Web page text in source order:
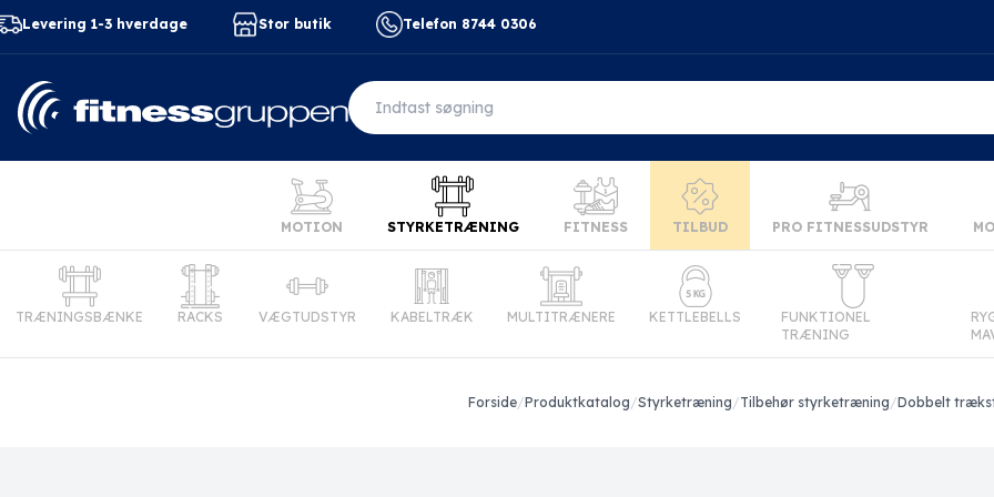
Levering 1-3 hverdage Stor butik Telefon 8744 0306
MOTION STYRKETRÆNING FITNESS TILBUD PRO FITNESSUDSTYR
TRÆNINGSBÆNKE RACKS VÆGTUDSTYR KABELTRÆK MULTITRÆNERE KETTLEBELLS
FUNKTIONEL
TRÆNING
Forside/Produktkatalog/Styrketræning/Tilbehør styrketræning/Dobbelt